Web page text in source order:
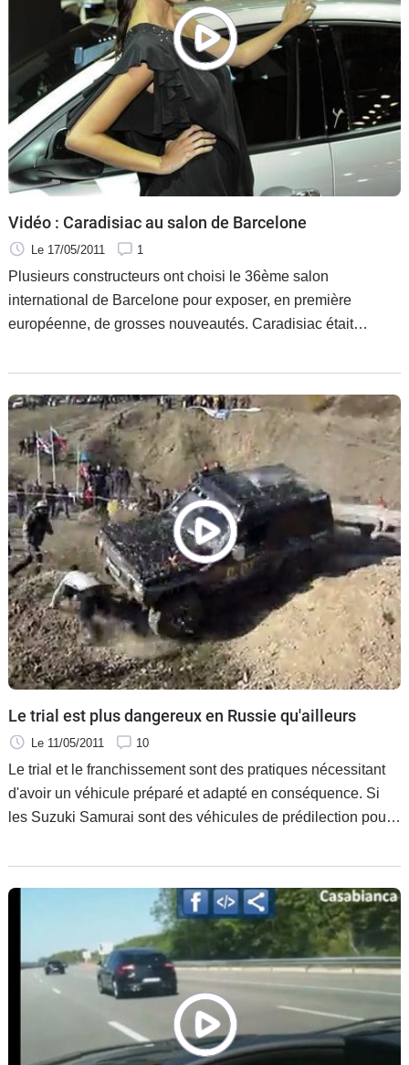
Vidéo : Caradisiac au salon de Barcelone
Le 17/05/2011 1
Plusieurs constructeurs ont choisi le 36ème salon
international de Barcelone pour exposer, en première
européenne, de grosses nouveautés. Caradisiac était
Le trial est plus dangereux en Russie qu'ailleurs
Le 11/05/2011 10
Le trial et le franchissement sont des pratiques nécessitant
d'avoir un véhicule préparé et adapté en conséquence. Si
les Suzuki Samurai sont des véhicules de prédilection pour